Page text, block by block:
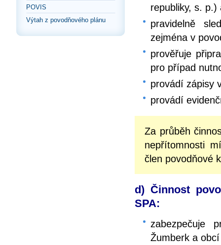
POVIS
Výtah z povodňového plánu
republiky, s. p.)
pravidelně
zejména v
prověřuje
pro případ
provádí zápisy
provádí
Za průběh
nepřítomnosti
člen povodňové
d) Činnost
SPA:
zabezpečuje
Žumberk a